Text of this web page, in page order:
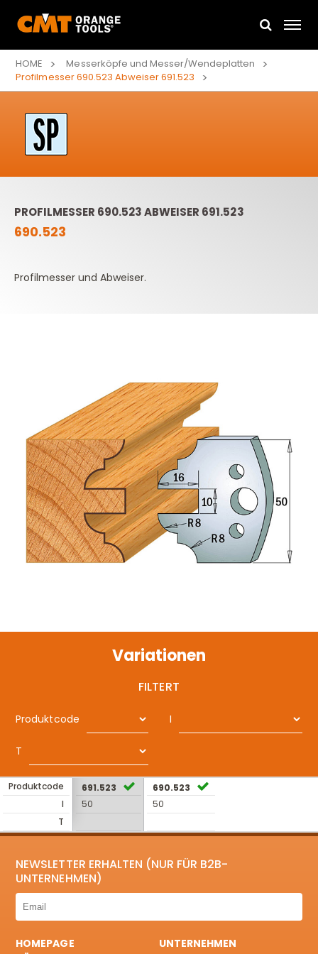
HOME
Messerköpfe und Messer/Wendeplatten
Profilmesser 690.523 Abweiser 691.523
PROFILMESSER 690.523 ABWEISER 691.523
690.523
Profilmesser und Abweiser.
Variationen
FILTERT
Produktcode I
T
Produktcode
I
T
691.523
50
690.523
50
NEWSLETTER ERHALTEN (NUR FÜR B2B-
UNTERNEHMEN)
HOMEPAGE
UNTERNEHMEN